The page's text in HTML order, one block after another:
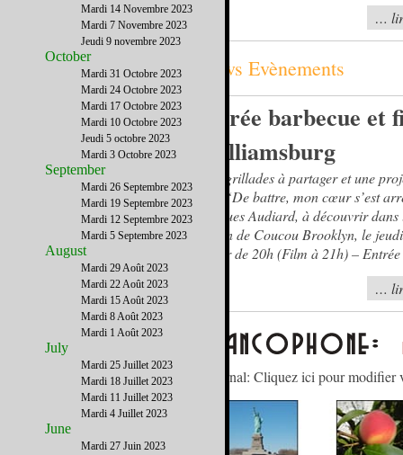
…
News Evènements
Soirée barbecue et
Williamsburg
Des grillades à partager et une
film “De battre, mon cœur s’est
Jacques Audiard, à découvrir
jardin de Coucou Brooklyn, le
partir de 20h (Film à 21h) –
…
Gérez votre abonnement à notre journal: Cliquez ici pour modifier
Mardi 14 Novembre 2023
Mardi 7 Novembre 2023
Jeudi 9 novembre 2023
October
Mardi 31 Octobre 2023
Mardi 24 Octobre 2023
Mardi 17 Octobre 2023
Mardi 10 Octobre 2023
Jeudi 5 octobre 2023
Mardi 3 Octobre 2023
September
Mardi 26 Septembre 2023
Mardi 19 Septembre 2023
Mardi 12 Septembre 2023
Mardi 5 Septembre 2023
August
Mardi 29 Août 2023
Mardi 22 Août 2023
Mardi 15 Août 2023
Mardi 8 Août 2023
Mardi 1 Août 2023
July
Mardi 25 Juillet 2023
Mardi 18 Juillet 2023
Mardi 11 Juillet 2023
Mardi 4 Juillet 2023
June
Mardi 27 Juin 2023